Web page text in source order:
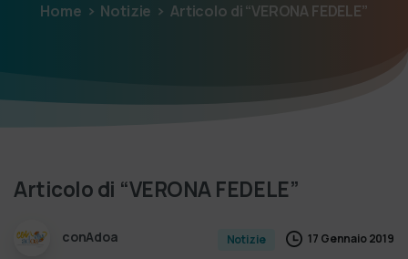
Home Notizie Articolo di “VERONA FEDELE”
Articolodi “VERONAFEDELE”
conAdoa Notizie 17 Gennaio 2019